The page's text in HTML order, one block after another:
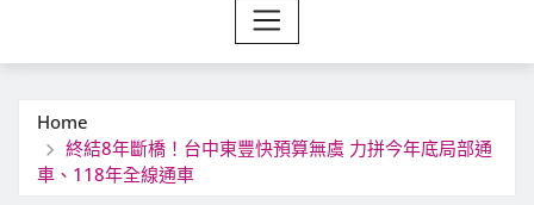
Home
終結8年斷橋！台中東豐快預算無虞 力拼今年底局部通
車、118年全線通車